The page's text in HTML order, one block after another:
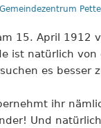
15. April 1912
ist natürlich
es besser
ihr
Und